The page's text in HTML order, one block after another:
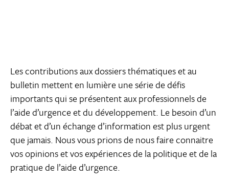
Les contributions aux dossiers thématiques et au
bulletin mettent en lumière une série de défis
importants qui se présentent aux professionnels de
l’aide d’urgence et du développement. Le besoin d’un
débat et d’un échange d’information est plus urgent
que jamais. Nous vous prions de nous faire connaitre
vos opinions et vos expériences de la politique et de la
pratique de l’aide d’urgence.